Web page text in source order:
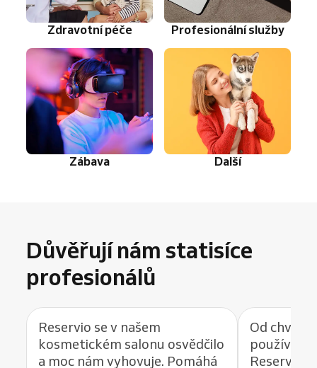
Zdravotní péče Profesionální služby
Zábava Další
Důvěřují nám statisíce
profesionálů
Reservio se v našem
kosmetickém salonu osvědčilo
a moc nám vyhovuje. Pomáhá
Od chvíle,
používat
Reservio,